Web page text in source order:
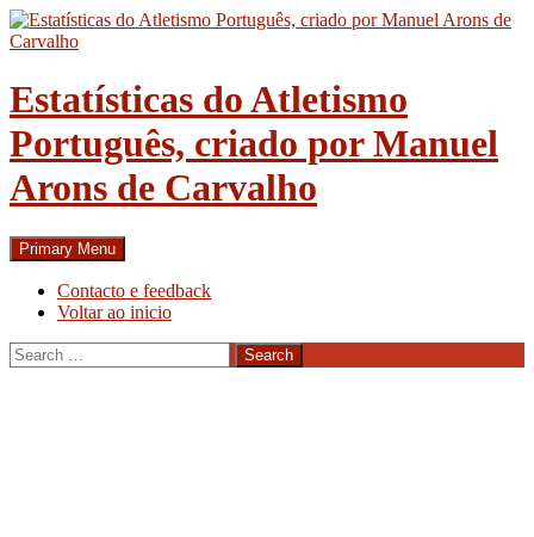
Skip
to
Estatísticas do Atletismo
Português, criado por Manuel
Arons de Carvalho
Search
Primary Menu
Contacto e feedback
Voltar ao inicio
Search
for: